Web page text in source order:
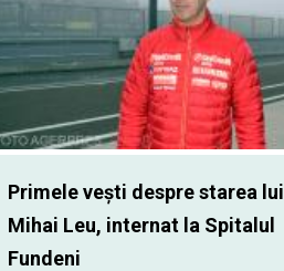
Primele veşti despre starea lui
Mihai Leu, internat la Spitalul
Fundeni